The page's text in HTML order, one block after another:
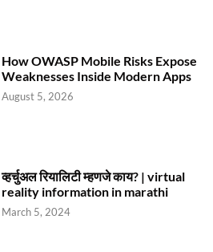
How OWASP Mobile Risks Expose
Weaknesses Inside Modern Apps
August 5, 2026
व्हर्चुअल रियालिटी म्हणजे काय? | virtual
reality information in marathi
March 5, 2024